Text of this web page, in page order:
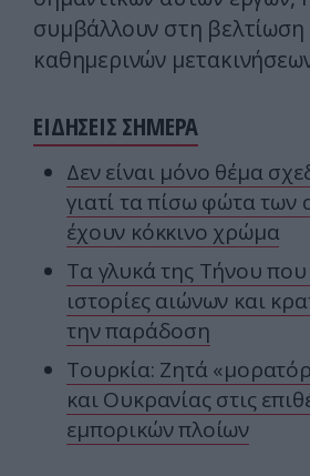
συμβάλλουν στη
καθημερινών
ΕΙΔΗΣΕΙΣ ΣΗΜΕΡΑ
Δεν είναι μόνο θέμα
γιατί τα πίσω φώτα των
έχουν κόκκινο χρώμα
Τα γλυκά της Τήνου
ιστορίες αιώνων και
την παράδοση
Τουρκία: Ζητά
και Ουκρανίας στις
εμπορικών πλοίων